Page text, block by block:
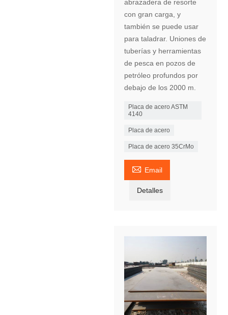
abrazadera de resorte
con gran carga, y
también se puede usar
para taladrar. Uniones de
tuberías y herramientas
de pesca en pozos de
petróleo profundos por
debajo de los 2000 m.
Placa de acero ASTM
4140
Placa de acero
Placa de acero 35CrMo
 Email
Detalles